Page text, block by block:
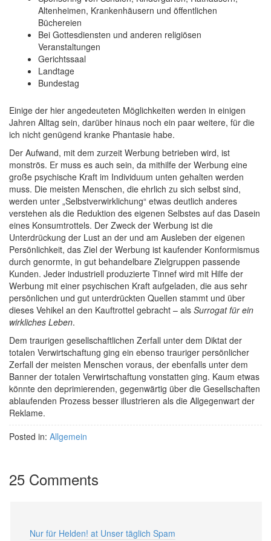
Altenheimen, Krankenhäusern und öffentlichen
Büchereien
Bei Gottesdiensten und anderen religiösen
Veranstaltungen
Gerichtssaal
Landtage
Bundestag
Einige der hier angedeuteten Möglichkeiten werden in einigen
Jahren Alltag sein, darüber hinaus noch ein paar weitere, für die
ich nicht genügend kranke Phantasie habe.
Der Aufwand, mit dem zurzeit Werbung betrieben wird, ist
monströs. Er muss es auch sein, da mithilfe der Werbung eine
große psychische Kraft im Individuum unten gehalten werden
muss. Die meisten Menschen, die ehrlich zu sich selbst sind,
werden unter „Selbstverwirklichung“ etwas deutlich anderes
verstehen als die Reduktion des eigenen Selbstes auf das Dasein
eines Konsumtrottels. Der Zweck der Werbung ist die
Unterdrückung der Lust an der und am Ausleben der eigenen
Persönlichkeit, das Ziel der Werbung ist kaufender Konformismus
durch genormte, in gut behandelbare Zielgruppen passende
Kunden. Jeder industriell produzierte Tinnef wird mit Hilfe der
Werbung mit einer psychischen Kraft aufgeladen, die aus sehr
persönlichen und gut unterdrückten Quellen stammt und über
dieses Vehikel an den Kauftrottel gebracht – als Surrogat für ein
wirkliches Leben.
Dem traurigen gesellschaftlichen Zerfall unter dem Diktat der
totalen Verwirtschaftung ging ein ebenso trauriger persönlicher
Zerfall der meisten Menschen voraus, der ebenfalls unter dem
Banner der totalen Verwirtschaftung vonstatten ging. Kaum etwas
könnte den deprimierenden, gegenwärtig über die Gesellschaften
ablaufenden Prozess besser illustrieren als die Allgegenwart der
Reklame.
Posted in: Allgemein
25 Comments
Nur für Helden! at Unser täglich Spam